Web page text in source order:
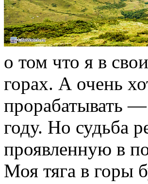
о том что я в
горах. А очень
прорабатывать
году. Но судьба
проявленную в
Моя тяга в горы